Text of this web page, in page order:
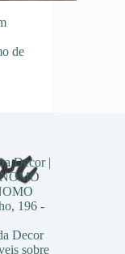
de
Decor |
196 -
Decor
sobre